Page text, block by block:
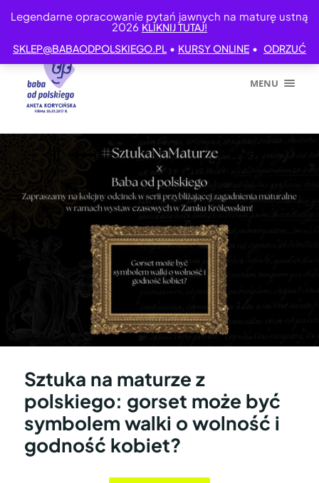
Legendarne opracowanie pytań jawnych na maturę ustną
2026 KLIKNIJ TUTAJ!
SKLEP@BABAODPOLSKIEGO.PL • KURSY ONLINE • ODRZUĆ
MENU
Sztuka na maturze z
polskiego: gorset może być
symbolem walki o wolność i
godność kobiet?